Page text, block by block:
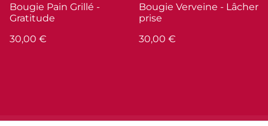
Bougie Pain Grillé -
Gratitude
30,00 €
Bougie Verveine - Lâcher
prise
30,00 €